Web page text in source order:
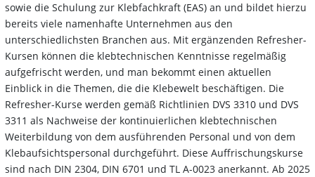
sowie die Schulung zur Klebfachkraft (EAS) an und bildet hierzu
bereits viele namenhafte Unternehmen aus den
unterschiedlichsten Branchen aus. Mit ergänzenden Refresher-
Kursen können die klebtechnischen Kenntnisse regelmäßig
aufgefrischt werden, und man bekommt einen aktuellen
Einblick in die Themen, die die Klebewelt beschäftigen. Die
Refresher-Kurse werden gemäß Richtlinien DVS 3310 und DVS
3311 als Nachweise der kontinuierlichen klebtechnischen
Weiterbildung von dem ausführenden Personal und von dem
Klebaufsichtspersonal durchgeführt. Diese Auffrischungskurse
sind nach DIN 2304, DIN 6701 und TL A-0023 anerkannt. Ab 2025